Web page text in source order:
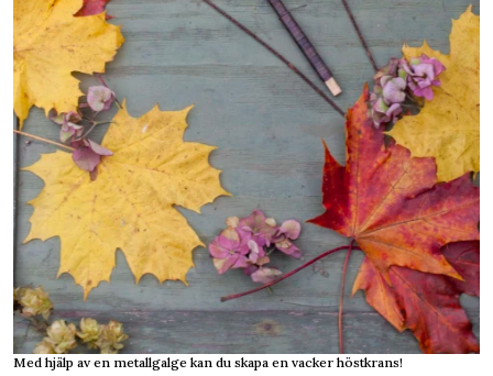
Med hjälp av en metallgalge kan du skapa en vacker höstkrans!